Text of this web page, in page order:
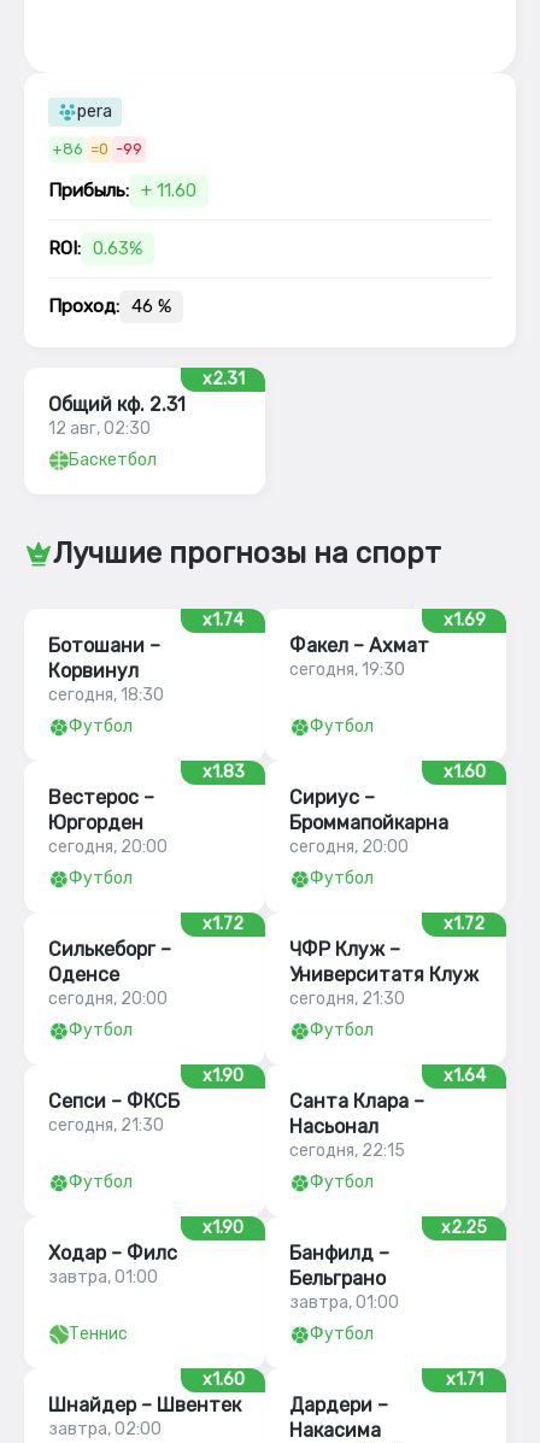
pera
+86 =0 -99
Прибыль: + 11.60
ROI: 0.63%
Проход: 46 %
x2.31
Общий кф. 2.31
12 авг, 02:30
Баскетбол
Лучшие прогнозы на спорт
x1.74
Ботошани –
Корвинул
сегодня, 18:30
Футбол
x1.69
Факел – Ахмат
сегодня, 19:30
Футбол
x1.83
Вестерос –
Юргорден
сегодня, 20:00
Футбол
x1.60
Сириус –
Броммапойкарна
сегодня, 20:00
Футбол
x1.72
Силькеборг –
Оденсе
сегодня, 20:00
Футбол
x1.72
ЧФР Клуж –
Университатя Клуж
сегодня, 21:30
Футбол
x1.90
Сепси – ФКСБ
сегодня, 21:30
Футбол
x1.64
Санта Клара –
Насьонал
сегодня, 22:15
Футбол
x1.90
Ходар – Филс
завтра, 01:00
Теннис
x2.25
Банфилд –
Бельграно
завтра, 01:00
Футбол
x1.60
Шнайдер – Швентек
завтра, 02:00
x1.71
Дардери –
Накасима